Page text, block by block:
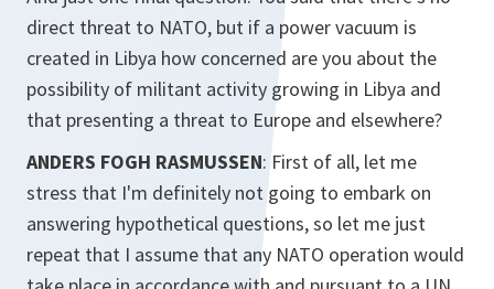
direct threat to NATO, but if a power vacuum is
created in Libya how concerned are you about the
possibility of militant activity growing in Libya and
that presenting a threat to Europe and elsewhere?
ANDERS FOGH RASMUSSEN: First of all, let me
stress that I'm definitely not going to embark on
answering hypothetical questions, so let me just
repeat that I assume that any NATO operation would